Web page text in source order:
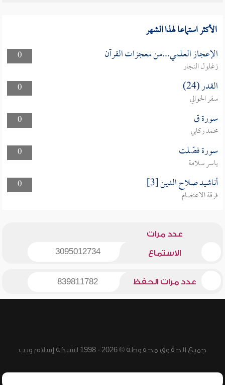
الأكثر استماعا لهذا الشهر
0 الإعجاز العلمي...من معجزات القرآن
زغلول النجار
0
القدر (24)
سفر الحوالي
0
سورة ق
محمد ركابي
0
سورة فصّلت
ياسر سلامة
0
أناشيد صلاح الدين [3]
فرقة الاعتصام
عدد مرات
الاستماع 3095012734
عدد مرات الحفظ 839811782
جميع الحقوق محفوظة © 2026 - 1998 لشبكة إسلام ويب